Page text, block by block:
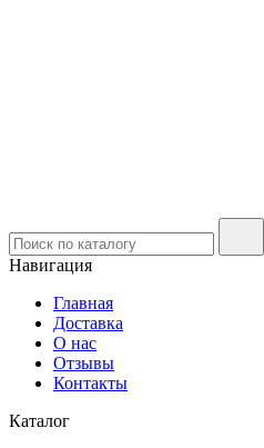
Навигация
Главная
Доставка
О нас
Отзывы
Контакты
Каталог